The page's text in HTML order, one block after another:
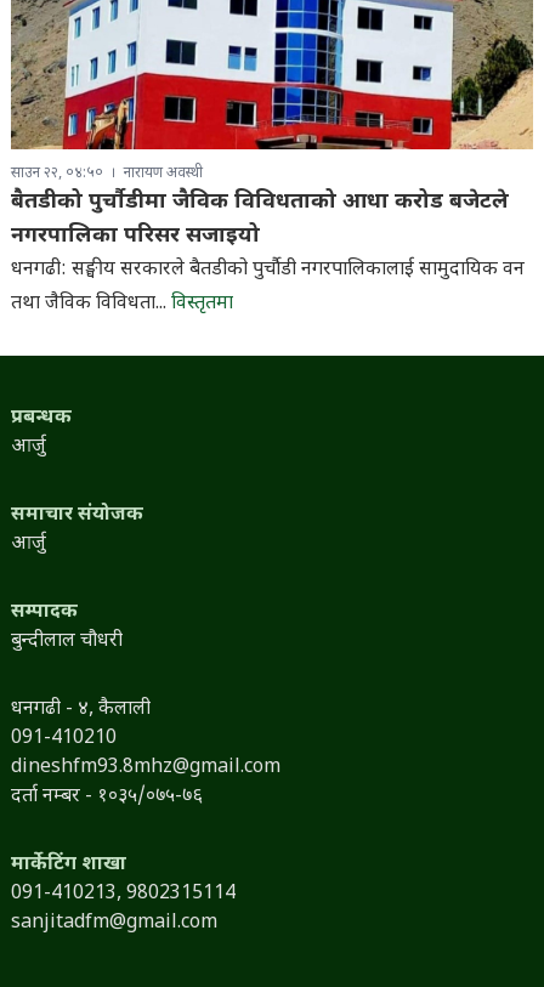
साउन २२, ०४:५० नारायण अवस्थी
बैतडीको पुर्चौडीमा जैविक विविधताको आधा करोड बजेटले
नगरपालिका परिसर सजाइयो
धनगढी: सङ्घीय सरकारले बैतडीको पुर्चौडी नगरपालिकालाई सामुदायिक वन
तथा जैविक विविधता... विस्तृतमा
प्रबन्धक
आर्जु
समाचार संयोजक
आर्जु
सम्पादक
बुन्दीलाल चौधरी
धनगढी - ४, कैलाली
091-410210
dineshfm93.8mhz@gmail.com
दर्ता नम्बर - १०३५/०७५-७६
मार्केटिंग शाखा
091-410213, 9802315114
sanjitadfm@gmail.com